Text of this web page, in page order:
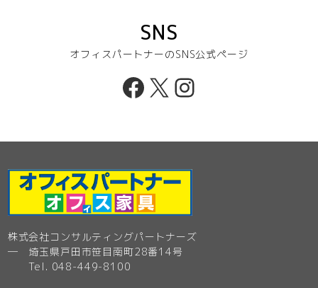
SNS
オフィスパートナーのSNS公式ページ
Facebook
X Instagram
株式会社コンサルティングパートナーズ
─ 埼玉県戸田市笹目南町28番14号
Tel. 048-449-8100